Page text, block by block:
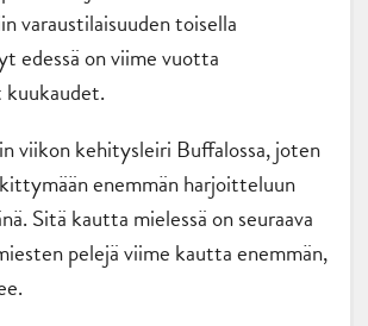
varaustilaisuuden toisella
edessä on viime vuotta
viikon kehitysleiri Buffalossa, joten
enemmän harjoitteluun
Sitä kautta mielessä on seuraava
pelejä viime kautta enemmän,